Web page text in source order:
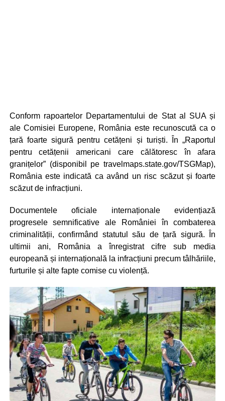
Conform rapoartelor Departamentului de Stat al SUA și
ale Comisiei Europene, România este recunoscută ca o
țară foarte sigură pentru cetățeni și turiști. În „Raportul
pentru cetățenii americani care călătoresc în afara
granițelor” (disponibil pe travelmaps.state.gov/TSGMap),
România este indicată ca având un risc scăzut și foarte
scăzut de infracțiuni.
Documentele oficiale internaționale evidențiază
progresele semnificative ale României în combaterea
criminalității, confirmând statutul său de țară sigură. În
ultimii ani, România a înregistrat cifre sub media
europeană și internațională la infracțiuni precum tâlhăriile,
furturile și alte fapte comise cu violență.